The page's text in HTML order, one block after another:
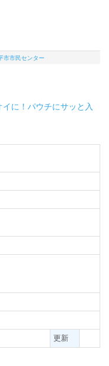
市市民センター
に！パウチにサッと入
更新